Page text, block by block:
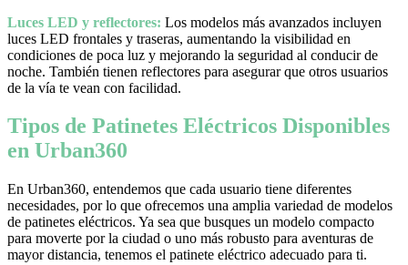
Luces LED y reflectores: Los modelos más avanzados incluyen
luces LED frontales y traseras, aumentando la visibilidad en
condiciones de poca luz y mejorando la seguridad al conducir de
noche. También tienen reflectores para asegurar que otros usuarios
de la vía te vean con facilidad.
Tipos de Patinetes Eléctricos Disponibles
en Urban360
En Urban360, entendemos que cada usuario tiene diferentes
necesidades, por lo que ofrecemos una amplia variedad de modelos
de patinetes eléctricos. Ya sea que busques un modelo compacto
para moverte por la ciudad o uno más robusto para aventuras de
mayor distancia, tenemos el patinete eléctrico adecuado para ti.